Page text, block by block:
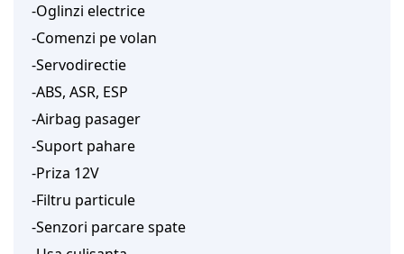
-Oglinzi electrice
-Comenzi pe volan
-Servodirectie
-ABS, ASR, ESP
-Airbag pasager
-Suport pahare
-Priza 12V
-Filtru particule
-Senzori parcare spate